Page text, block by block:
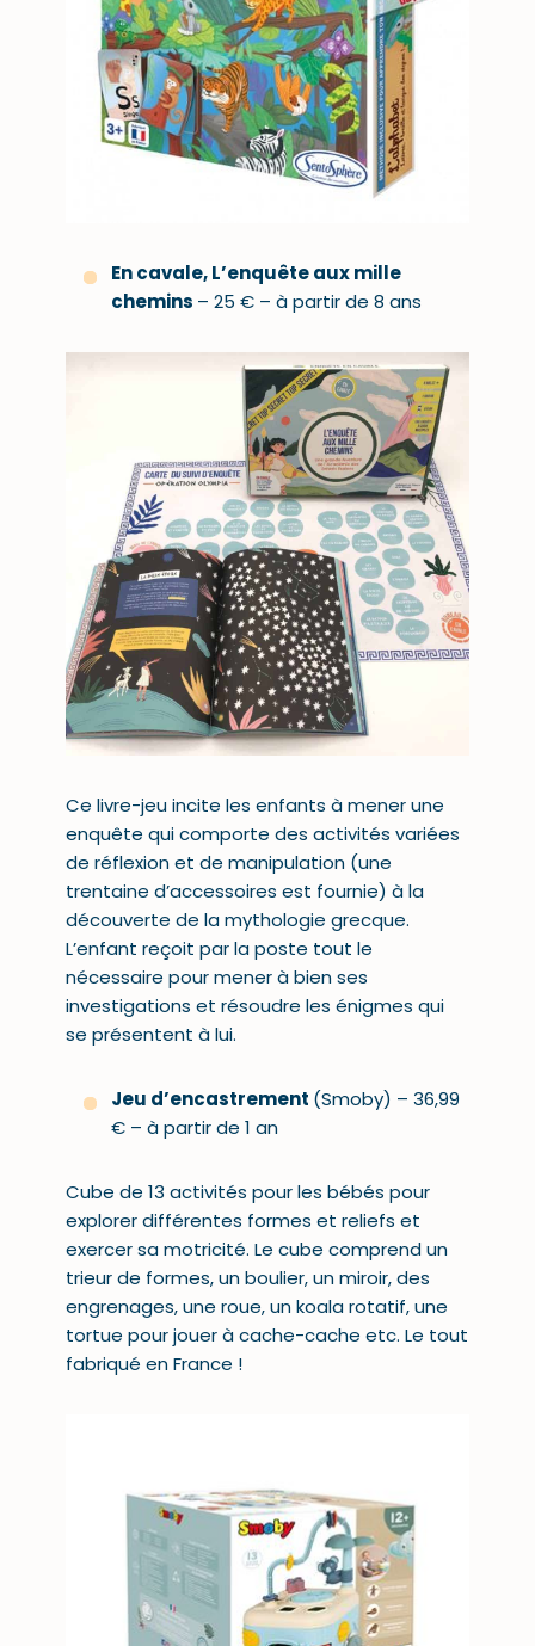
En cavale, L’enquête aux mille
chemins – 25 € – à partir de 8 ans
Ce livre-jeu incite les enfants à mener une
enquête qui comporte des activités variées
de réflexion et de manipulation (une
trentaine d’accessoires est fournie) à la
découverte de la mythologie grecque.
L’enfant reçoit par la poste tout le
nécessaire pour mener à bien ses
investigations et résoudre les énigmes qui
se présentent à lui.
Jeu d’encastrement (Smoby) – 36,99
€ – à partir de 1 an
Cube de 13 activités pour les bébés pour
explorer différentes formes et reliefs et
exercer sa motricité. Le cube comprend un
trieur de formes, un boulier, un miroir, des
engrenages, une roue, un koala rotatif, une
tortue pour jouer à cache-cache etc. Le tout
fabriqué en France !